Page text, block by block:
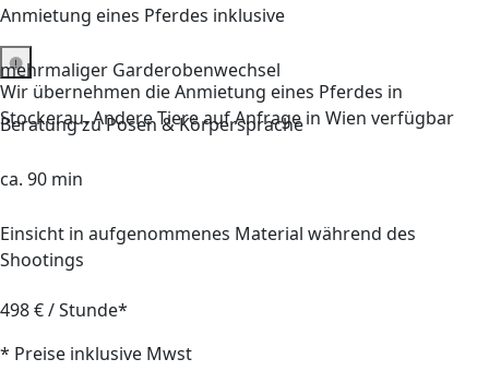
Anmietung eines Pferdes inklusive
Wir übernehmen die Anmietung eines Pferdes in
Stockerau. Andere Tiere auf Anfrage in Wien verfügbar
mehrmaliger Garderobenwechsel
Beratung zu Posen & Körpersprache
ca. 90 min
Einsicht in aufgenommenes Material während des
Shootings
498 € / Stunde*
* Preise inklusive Mwst